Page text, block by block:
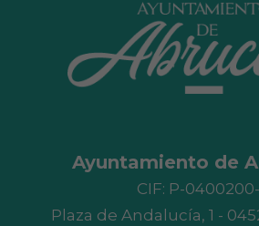
Ayuntamiento de
CIF: P-
Plaza de Andalucía, 1 -